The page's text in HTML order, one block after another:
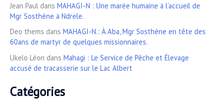
Jean Paul dans MAHAGI-N : Une marée humaine à l’accueil de
Mgr Sosthène à Ndrele.
Deo thems dans MAHAGI-N.: À Aba, Mgr Sosthène en tête des
60ans de martyr de quelques missionnaires.
Ukelo Léon dans Mahagi : Le Service de Pêche et Élevage
accusé de tracasserie sur le Lac Albert
Catégories